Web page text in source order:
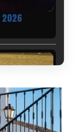
2026